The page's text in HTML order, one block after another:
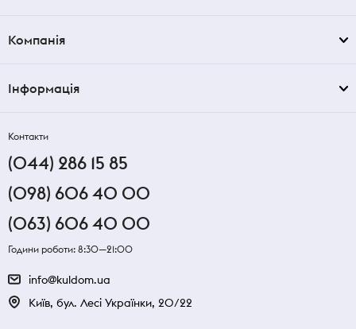
Компанія
Інформація
Контакти
(044) 286 15 85
(098) 606 40 00
(063) 606 40 00
Години роботи: 8:30—21:00
info@kuldom.ua
Київ, бул. Лесі Українки, 20/22